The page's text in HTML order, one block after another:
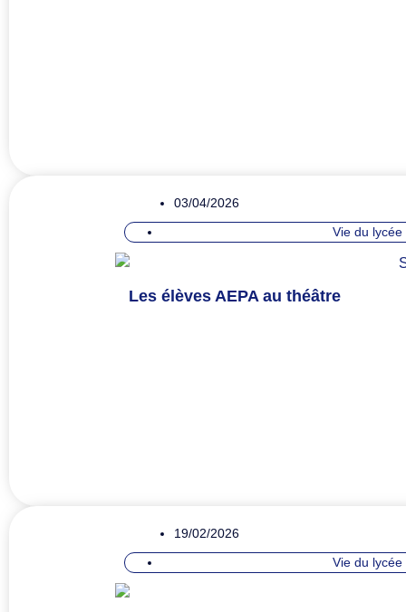
03/04/2026
Vie du lycée
Les élèves AEPA au théâtre
19/02/2026
Vie du lycée